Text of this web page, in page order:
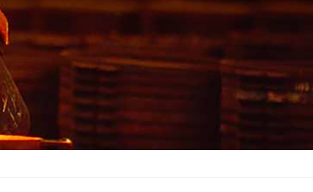
français
Deutsch
русский